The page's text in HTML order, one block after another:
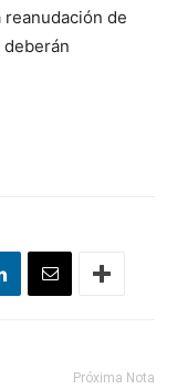
reanudación de
Próxima Nota